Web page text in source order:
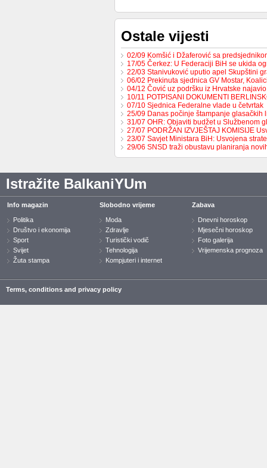
Ostale vijesti
02/09 Komšić i Džaferović sa
17/05 Čerkez: U Federaciji BiH se ukida
22/03 Stanivuković uputio apel Skupštini
06/02 Prekinuta sjednica GV Mostar,
04/12 Čović uz podršku iz Hrvatske
10/11 POTPISANI DOKUMENTI
07/10 Sjednica Federalne vlade u četvrtak
25/09 Danas počinje štampanje glasačkih
31/07 OHR: Objaviti budžet u Službenom
27/07 PODRŽAN IZVJEŠTAJ KOMISIJE
23/07 Savjet Ministara BiH: Usvojena
29/06 SNSD traži obustavu planiranja
Istražite BalkaniYUm
Info magazin
Politika
Društvo i ekonomija
Sport
Svijet
Žuta stampa
Slobodno vrijeme
Moda
Zdravlje
Turistički vodič
Tehnologija
Kompjuteri i internet
Zabava
Dnevni horoskop
Mjesečni horoskop
Foto galerija
Vrijemenska prognoza
Terms, conditions and privacy policy